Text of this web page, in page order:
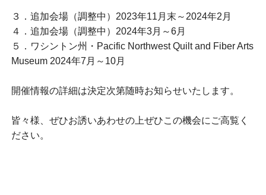
３．追加会場（調整中）2023年11月末～2024年2月
４．追加会場（調整中）2024年3月～6月
５．ワシントン州・Pacific Northwest Quilt and Fiber Arts
Museum 2024年7月～10月
開催情報の詳細は決定次第随時お知らせいたします。
皆々様、ぜひお誘いあわせの上ぜひこの機会にご高覧く
ださい。